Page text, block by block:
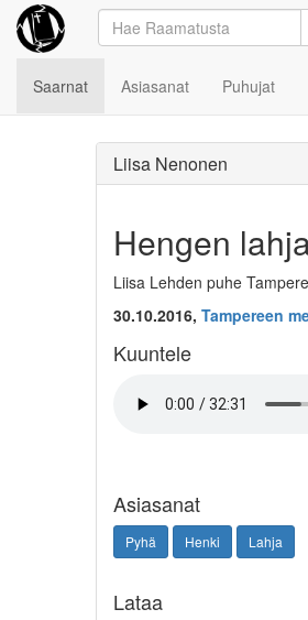
Saarnat Asiasanat Puhujat
Liisa Nenonen
Hengen
Liisa Lehden puhe
30.10.2016, Tampereen
Kuuntele
Asiasanat
Pyhä Henki Lahja
Lataa